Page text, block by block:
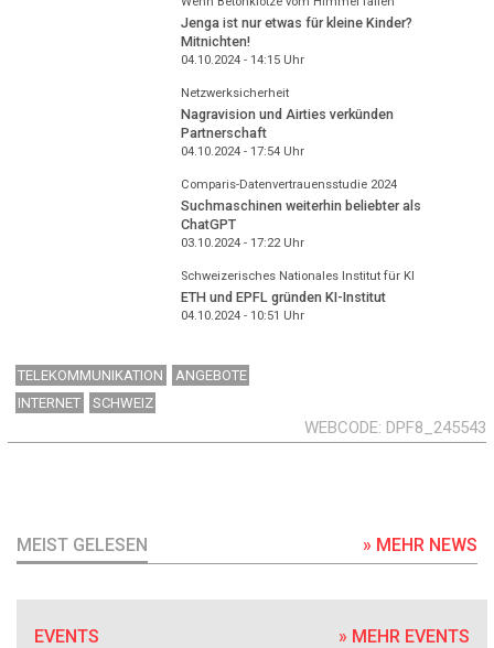
Jenga ist nur etwas für kleine Kinder?
Mitnichten!
04.10.2024 - 14:15Uhr
Netzwerksicherheit
Nagravision und Airties verkünden
Partnerschaft
04.10.2024 - 17:54Uhr
Comparis-Datenvertrauensstudie 2024
Suchmaschinen weiterhin beliebter als
ChatGPT
03.10.2024 - 17:22Uhr
Schweizerisches Nationales Institut für KI
ETH und EPFL gründen KI-Institut
04.10.2024 - 10:51 Uhr
TELEKOMMUNIKATION
ANGEBOTE
INTERNET
SCHWEIZ
WEBCODE DPF8_245543
MEIST GELESEN » MEHR NEWS
EVENTS » MEHR EVENTS